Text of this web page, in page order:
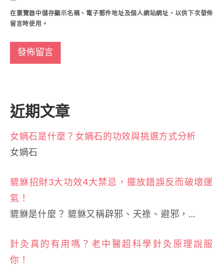
在瀏覽器中儲存顯示名稱、電子郵件地址及個人網站網址，以供下次發佈
留言時使用。
近期文章
女媧石是什麼？女媧石的功效與挑選方式分析
女媧石
貔貅招財3大功效4大禁忌，擺放錯誤反而破壞運
氣！
貔貅是什麼？ 貔貅又稱辟邪、天祿、避邪，…
針灸真的有用嗎？老中醫超科學針灸原理說服
你！